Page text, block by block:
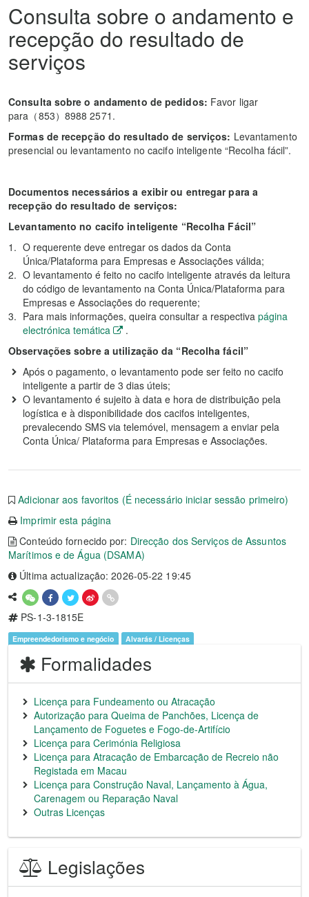
Consulta sobre o andamento e
recepção do resultado de
serviços
Consulta sobre o andamento de pedidos: Favor ligar
para（853）8988 2571.
Formas de recepção do resultado de serviços: Levantamento
presencial ou levantamento no cacifo inteligente “Recolha fácil”.
Documentos necessários a exibir ou entregar para a
recepção do resultado de serviços:
Levantamento no cacifo inteligente “Recolha Fácil”
O requerente deve entregar os dados da Conta
Única/Plataforma para Empresas e Associações válida;
O levantamento é feito no cacifo inteligente através da leitura
do código de levantamento na Conta Única/Plataforma para
Empresas e Associações do requerente;
Para mais informações, queira consultar a respectiva página
electrónica temática
.
Observações sobre a utilização da “Recolha fácil”
Após o pagamento, o levantamento pode ser feito no cacifo
inteligente a partir de 3 dias úteis;
O levantamento é sujeito à data e hora de distribuição pela
logística e à disponibilidade dos cacifos inteligentes,
prevalecendo SMS via telemóvel, mensagem a enviar pela
Conta Única/ Plataforma para Empresas e Associações.
Adicionar aos favoritos (É necessário iniciar sessão primeiro)
Imprimir esta página
Conteúdo fornecido por: Direcção dos Serviços de Assuntos
Marítimos e de Água (DSAMA)
Última actualização: 2026-05-22 19:45
PS-1-3-1815E
Empreendedorismo e negócio Alvarás / Licenças
Formalidades
Licença para Fundeamento ou Atracação
Autorização para Queima de Panchões, Licença de
Lançamento de Foguetes e Fogo-de-Artifício
Licença para Cerimónia Religiosa
Licença para Atracação de Embarcação de Recreio não
Registada em Macau
Licença para Construção Naval, Lançamento à Água,
Carenagem ou Reparação Naval
Outras Licenças
Legislações